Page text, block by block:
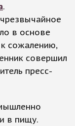
.
в основе
сожалению,
совершил
пресс-
в пищу.